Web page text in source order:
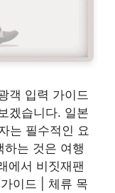
객 입력 가이드
겠습니다. 일본
는 필수적인 요
하는 것은 여행
에서 비짓재팬
이드 | 체류 목